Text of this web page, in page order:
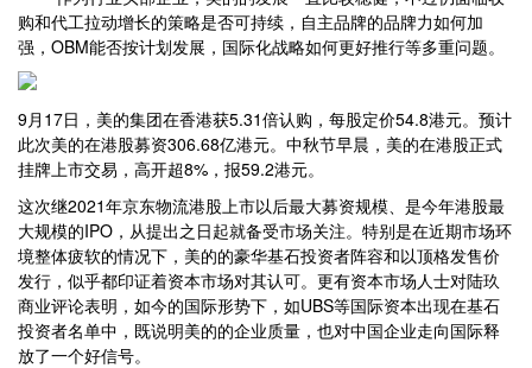
购和代工拉动增长的策略是否可持续，自主品牌的品牌力如何加
强，OBM能否按计划发展，国际化战略如何更好推行等多重问题。
9月17日，美的集团在香港获5.31倍认购，每股定价54.8港元。预计
此次美的在港股募资306.68亿港元。中秋节早晨，美的在港股正式
挂牌上市交易，高开超8%，报59.2港元。
这次继2021年京东物流港股上市以后最大募资规模、是今年港股最
大规模的IPO，从提出之日起就备受市场关注。特别是在近期市场环
境整体疲软的情况下，美的的豪华基石投资者阵容和以顶格发售价
发行，似乎都印证着资本市场对其认可。更有资本市场人士对陆玖
商业评论表明，如今的国际形势下，如UBS等国际资本出现在基石
投资者名单中，既说明美的的企业质量，也对中国企业走向国际释
放了一个好信号。